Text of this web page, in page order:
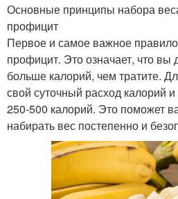
Основные принципы набора
профицит
Первое и самое важное
профицит. Это означает, что вы
больше калорий, чем тратите.
свой суточный расход калорий
250-500 калорий. Это поможет
набирать вес постепенно и